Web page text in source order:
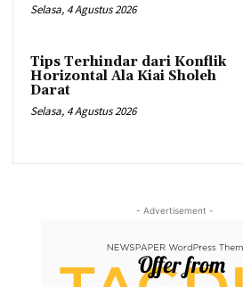
Selasa, 4 Agustus 2026
Tips Terhindar dari Konflik
Horizontal Ala Kiai Sholeh
Darat
Selasa, 4 Agustus 2026
- Advertisement -